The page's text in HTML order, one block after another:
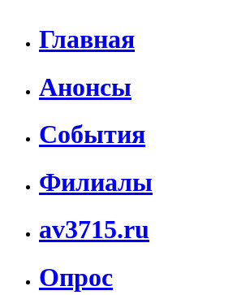
Главная
Анонсы
События
Филиалы
av3715.ru
Опрос